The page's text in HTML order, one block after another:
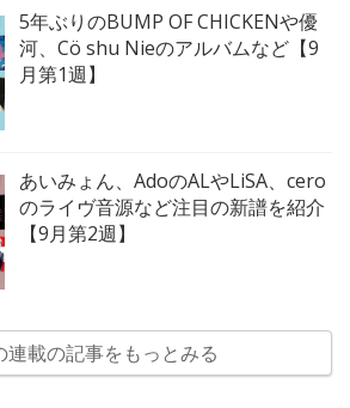
5年ぶりのBUMP OF CHICKENや優
河、Cö shu Nieのアルバムなど【9
月第1週】
あいみょん、AdoのALやLiSA、cero
のライヴ音源など注目の新譜を紹介
【9月第2週】
連載の記事をもっとみる